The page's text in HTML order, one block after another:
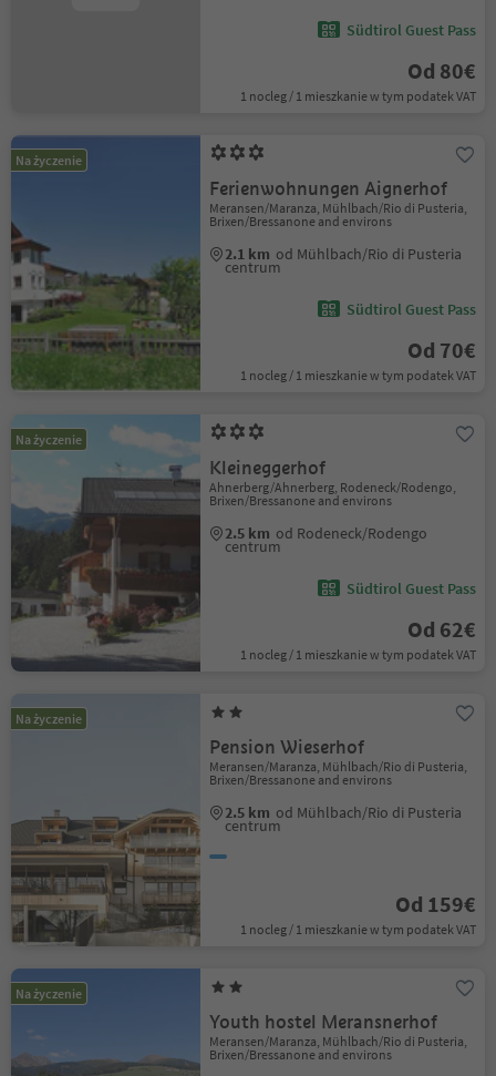
Südtirol Guest Pass
Od 80€
1 nocleg / 1 mieszkanie w tym podatek VAT
Na życzenie
Ferienwohnungen Aignerhof
Meransen/Maranza, Mühlbach/Rio di Pusteria,
Brixen/Bressanone and environs
2.1 km od Mühlbach/Rio di Pusteria
centrum
Südtirol Guest Pass
Od 70€
1 nocleg / 1 mieszkanie w tym podatek VAT
Na życzenie
Kleineggerhof
Ahnerberg/Ahnerberg, Rodeneck/Rodengo,
Brixen/Bressanone and environs
2.5 km od Rodeneck/Rodengo
centrum
Südtirol Guest Pass
Od 62€
1 nocleg / 1 mieszkanie w tym podatek VAT
Na życzenie
Pension Wieserhof
Meransen/Maranza, Mühlbach/Rio di Pusteria,
Brixen/Bressanone and environs
2.5 km od Mühlbach/Rio di Pusteria
centrum
Od 159€
1 nocleg / 1 mieszkanie w tym podatek VAT
Na życzenie
Youth hostel Meransnerhof
Meransen/Maranza, Mühlbach/Rio di Pusteria,
Brixen/Bressanone and environs